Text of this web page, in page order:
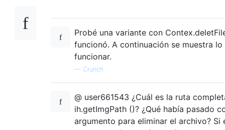
Probé una variante con
funcionó. A continuación se muestra
funcionar.
— Crunch
@ user661543 ¿Cuál es la ruta
ih.getImgPath ()? ¿Qué había pasado
argumento para eliminar el archivo? Si